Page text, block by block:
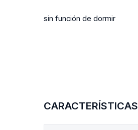
sin función de dormir
CARACTERÍSTICAS